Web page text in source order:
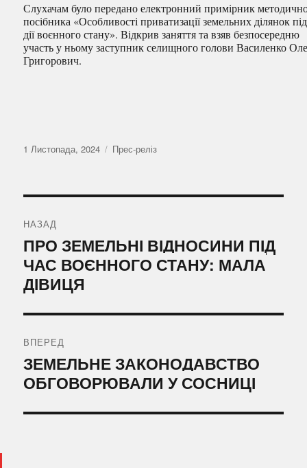
Слухачам було передано електронний примірник
посібника «Особливості приватизації земельних ділянок
дії воєнного стану». Відкрив заняття та взяв безпосередню
участь у ньому заступник селищного голови Василенко
Григорович.
Оприлюднено
1 Листопада, 2024 Категорії
Прес-реліз
записів
НАЗАД
Попередній
запис:
ПРО ЗЕМЕЛЬНІ ВІДНОСИНИ ПІД
ЧАС ВОЄННОГО СТАНУ: МАЛА
ДІВИЦЯ
ВПЕРЕД
Наступний
запис:
ЗЕМЕЛЬНЕ ЗАКОНОДАВСТВО
ОБГОВОРЮВАЛИ У СОСНИЦІ